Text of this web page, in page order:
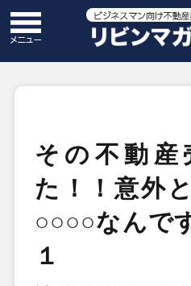
その不動産
た！！意外
○○○○なんで
１